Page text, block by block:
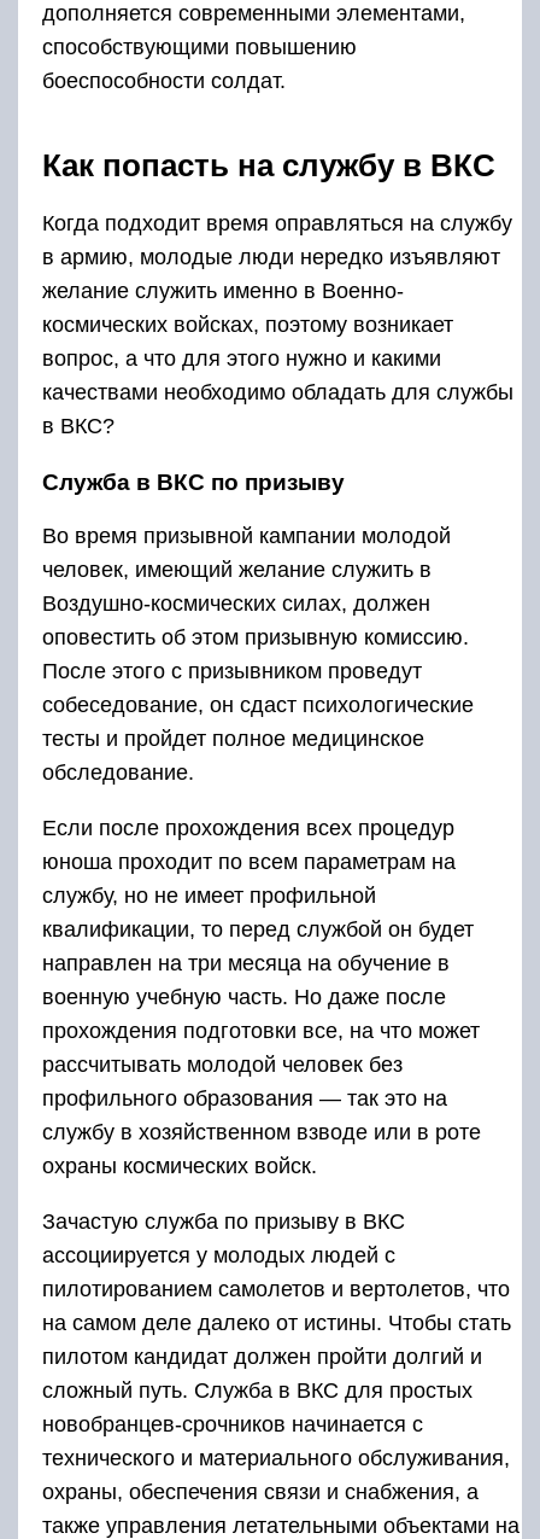
дополняется современными элементами,
способствующими повышению
боеспособности солдат.
Как попасть на службу в ВКС
Когда подходит время оправляться на службу
в армию, молодые люди нередко изъявляют
желание служить именно в Военно-
космических войсках, поэтому возникает
вопрос, а что для этого нужно и какими
качествами необходимо обладать для службы
в ВКС?
Служба в ВКС по призыву
Во время призывной кампании молодой
человек, имеющий желание служить в
Воздушно-космических силах, должен
оповестить об этом призывную комиссию.
После этого с призывником проведут
собеседование, он сдаст психологические
тесты и пройдет полное медицинское
обследование.
Если после прохождения всех процедур
юноша проходит по всем параметрам на
службу, но не имеет профильной
квалификации, то перед службой он будет
направлен на три месяца на обучение в
военную учебную часть. Но даже после
прохождения подготовки все, на что может
рассчитывать молодой человек без
профильного образования — так это на
службу в хозяйственном взводе или в роте
охраны космических войск.
Зачастую служба по призыву в ВКС
ассоциируется у молодых людей с
пилотированием самолетов и вертолетов, что
на самом деле далеко от истины. Чтобы стать
пилотом кандидат должен пройти долгий и
сложный путь. Служба в ВКС для простых
новобранцев-срочников начинается с
технического и материального обслуживания,
охраны, обеспечения связи и снабжения, а
также управления летательными объектами на